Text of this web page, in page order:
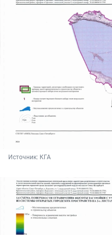
Источник: КГА